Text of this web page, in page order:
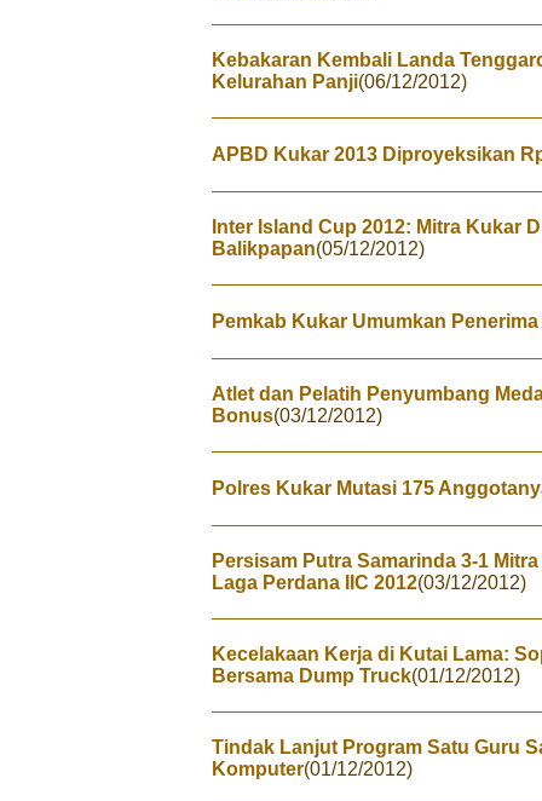
Kebakaran Kembali Landa
Kelurahan Panji(06/12/2012)
APBD Kukar 2013 Diproyeksikan
Inter Island Cup 2012: Mitra Kukar
Balikpapan(05/12/2012)
Pemkab Kukar Umumkan
Atlet dan Pelatih Penyumbang
Bonus(03/12/2012)
Polres Kukar Mutasi 175
Persisam Putra Samarinda 3-1
Laga Perdana IIC 2012(03/12/2012)
Kecelakaan Kerja di Kutai Lama:
Bersama Dump Truck(01/12/2012)
Tindak Lanjut Program Satu Guru
Komputer(01/12/2012)